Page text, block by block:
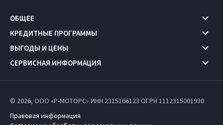
ОБЩЕЕ
КРЕДИТНЫЕ ПРОГРАММЫ
ВЫГОДЫ И ЦЕНЫ
СЕРВИСНАЯ ИНФОРМАЦИЯ
© 2026, ООО «Р-МОТОРС» ИНН 2315166123 ОГРН 1112315001930
Правовая информация